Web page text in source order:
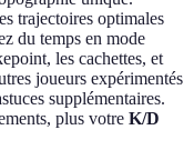
trajectoires optimales
du temps en mode
les cachettes, et
joueurs expérimentés
supplémentaires.
plus votre K/D